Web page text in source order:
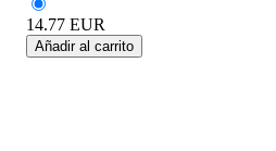
14.77 EUR
Añadir al carrito